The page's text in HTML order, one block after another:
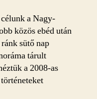
a Nagy-
közös ebéd után
sütő nap
tárult
a 2008-as